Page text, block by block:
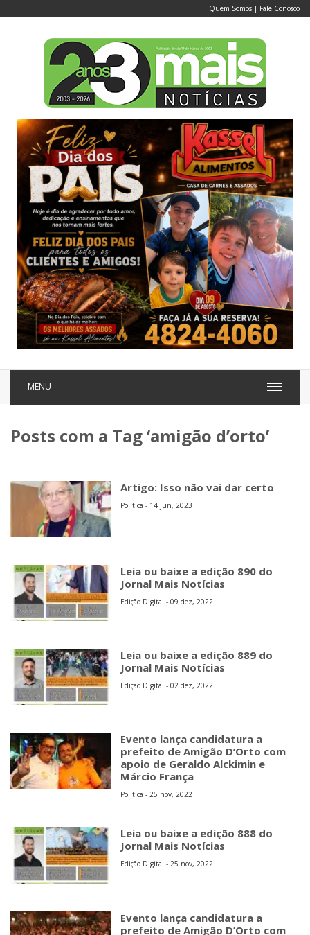
Quem Somos | Fale Conosco
MENU
Posts com a Tag ‘amigão d’orto’
Artigo: Isso não vai dar certo
Política - 14 jun, 2023
Leia ou baixe a edição 890 do
Jornal Mais Notícias
Edição Digital - 09 dez, 2022
Leia ou baixe a edição 889 do
Jornal Mais Notícias
Edição Digital - 02 dez, 2022
Evento lança candidatura a
prefeito de Amigão D’Orto com
apoio de Geraldo Alckimin e
Márcio França
Política - 25 nov, 2022
Leia ou baixe a edição 888 do
Jornal Mais Notícias
Edição Digital - 25 nov, 2022
Evento lança candidatura a
prefeito de Amigão D’Orto com